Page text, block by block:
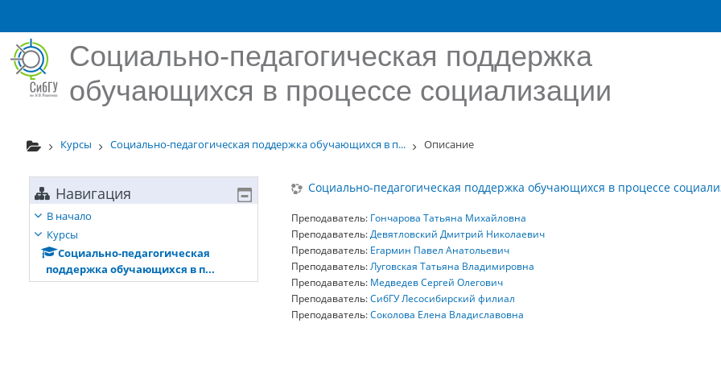
Социально-педагогическая поддержка
обучающихся в процессе социализации
Курсы Социально-педагогическая поддержка обучающихся в п... Описание
Социально-педагогическая поддержка обучающихся в процессе
Преподаватель: Гончарова Татьяна Михайловна
Преподаватель:Девятловский Дмитрий Николаевич
Преподаватель: Егармин Павел Анатольевич
Преподаватель:Луговская Татьяна Владимировна
Преподаватель: Медведев Сергей Олегович
Преподаватель:СибГУ Лесосибирский филиал
Преподаватель:Соколова Елена Владиславовна
Навигация
В начало
Курсы
Социально-педагогическая
поддержка обучающихся в п...